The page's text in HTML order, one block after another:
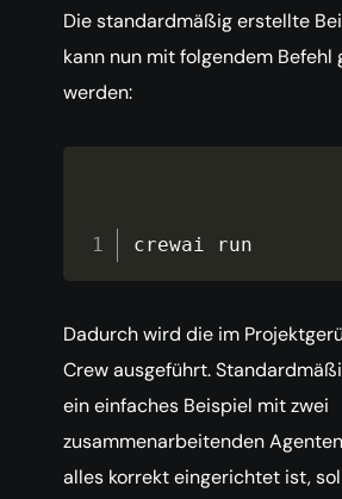
Die standardmäßig erstellte
kann nun mit folgendem Befehl
werden:
crewai run
Dadurch wird die im
Crew ausgeführt.
ein einfaches Beispiel mit zwei
zusammenarbeitenden
alles korrekt eingerichtet ist,